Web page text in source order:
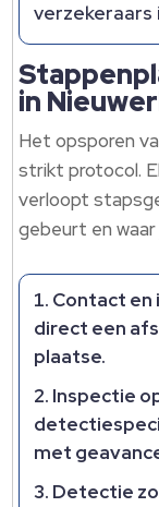
verzekeraars
in
Het opsporen
strikt protocol.​
verloopt
gebeurt en
Contact en
direct een
plaatse.​
Inspectie
met
Detectie